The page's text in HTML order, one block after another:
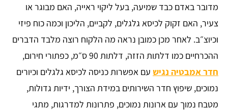
מדובר באדם כבד שמיעה, בעל ליקוי ראייה, האם מבוגר או
צעיר, האם זקוק לכיסא גלגלים, לקביים, הליכון וכמה כוח פיזי
וכיוצ״ב. לאחר מכן כמובן נראה מה הלקוח רוצה מלבד הדברים
ההכרחיים כמו דלתות הזזה, דלתות 90 ס״מ, כפתורי חירום,
חדר אמבטיה נגיש עם אפשרות כניסה לכיסא גלגלים וכיורים
נמוכים, שיפוץ חדר השירותים במידת הצורך, ידיות גדולות,
מטבח נמוך עם ארונות נמוכים, פתרונות למדרגות, מתגי